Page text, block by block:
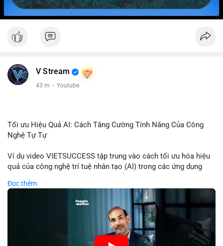
V Stream
43 m · Youtube
Tối ưu Hiệu Quả AI: Cách Tăng Cường Tính Năng Của Công
Nghệ Tự Tự
Ví dụ video VIETSUCCESS tập trung vào cách tối ưu hóa hiệu
quả của công nghệ trí tuệ nhân tạo (AI) trong các ứng dụng
đoán xu hướng thị trường, và tự động hóa quy trình trong lĩnh
vực tài chính và crypto. Bài đăng nhấn mạnh vai trò của AI
trong việc giảm thiểu sai lầm, tăng tốc độ xử lý, và hỗ trợ quyết
định dựa trên dữ liệu. Điều này đặc biệt quan trọng trong thời
kỳ phát triển nhanh chóng của ngành crypto, nơi tính chính xác
và tốc độ là yếu tố quyết định.
Đọc thêm